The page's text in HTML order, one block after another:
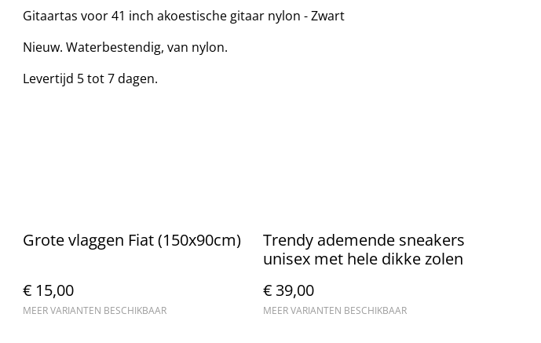
Gitaartas voor 41 inch akoestische gitaar nylon - Zwart
Nieuw. Waterbestendig, van nylon.
Levertijd 5 tot 7 dagen.
Grote vlaggen Fiat (150x90cm)
€ 15,00
MEER VARIANTEN BESCHIKBAAR
Trendy ademende sneakers
unisex met hele dikke zolen
€ 39,00
MEER VARIANTEN BESCHIKBAAR